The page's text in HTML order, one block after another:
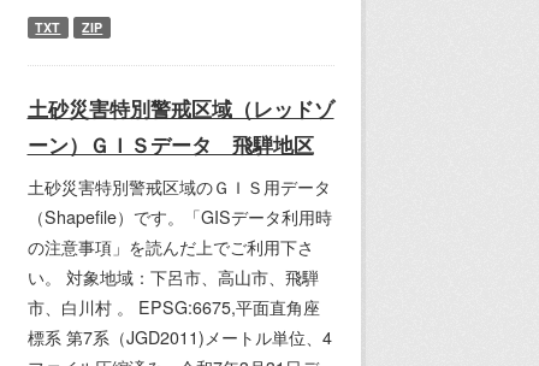
TXT ZIP
土砂災害特別警戒区域（レッドゾ
ーン）ＧＩＳデータ 飛騨地区
土砂災害特別警戒区域のＧＩＳ用データ
（Shapefile）です。「GISデータ利用時
の注意事項」を読んだ上でご利用下さ
い。 対象地域：下呂市、高山市、飛騨
市、白川村 。 EPSG:6675,平面直角座
標系 第7系（JGD2011)メートル単位、4